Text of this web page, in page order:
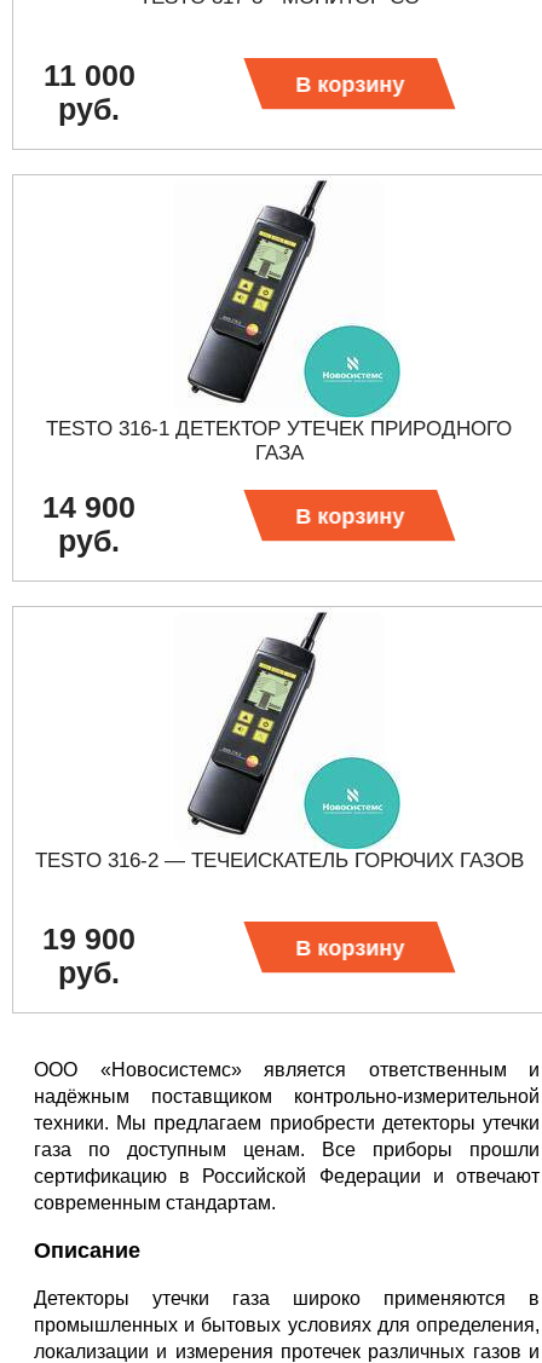
11 000
руб.
В корзину
TESTO 316-1 ДЕТЕКТОР УТЕЧЕК ПРИРОДНОГО
ГАЗА
14 900
руб.
В корзину
TESTO 316-2 — ТЕЧЕИСКАТЕЛЬ ГОРЮЧИХ ГАЗОВ
19 900
руб.
В корзину
ООО «Новосистемс» является ответственным и
надёжным поставщиком контрольно-измерительной
техники. Мы предлагаем приобрести детекторы утечки
газа по доступным ценам. Все приборы прошли
сертификацию в Российской Федерации и отвечают
современным стандартам.
Описание
Детекторы утечки газа широко применяются в
промышленных и бытовых условиях для определения,
локализации и измерения протечек различных газов и